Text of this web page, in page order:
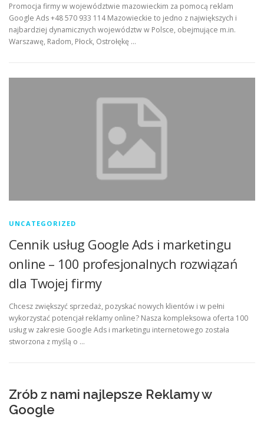
Promocja firmy w województwie mazowieckim za pomocą reklam
Google Ads +48 570 933 114 Mazowieckie to jedno z największych i
najbardziej dynamicznych województw w Polsce, obejmujące m.in.
Warszawę, Radom, Płock, Ostrołękę …
UNCATEGORIZED
Cennik usług Google Ads i marketingu
online – 100 profesjonalnych rozwiązań
dla Twojej firmy
Chcesz zwiększyć sprzedaż, pozyskać nowych klientów i w pełni
wykorzystać potencjał reklamy online? Nasza kompleksowa oferta 100
usług w zakresie Google Ads i marketingu internetowego została
stworzona z myślą o …
Zrób z nami najlepsze Reklamy w
Google